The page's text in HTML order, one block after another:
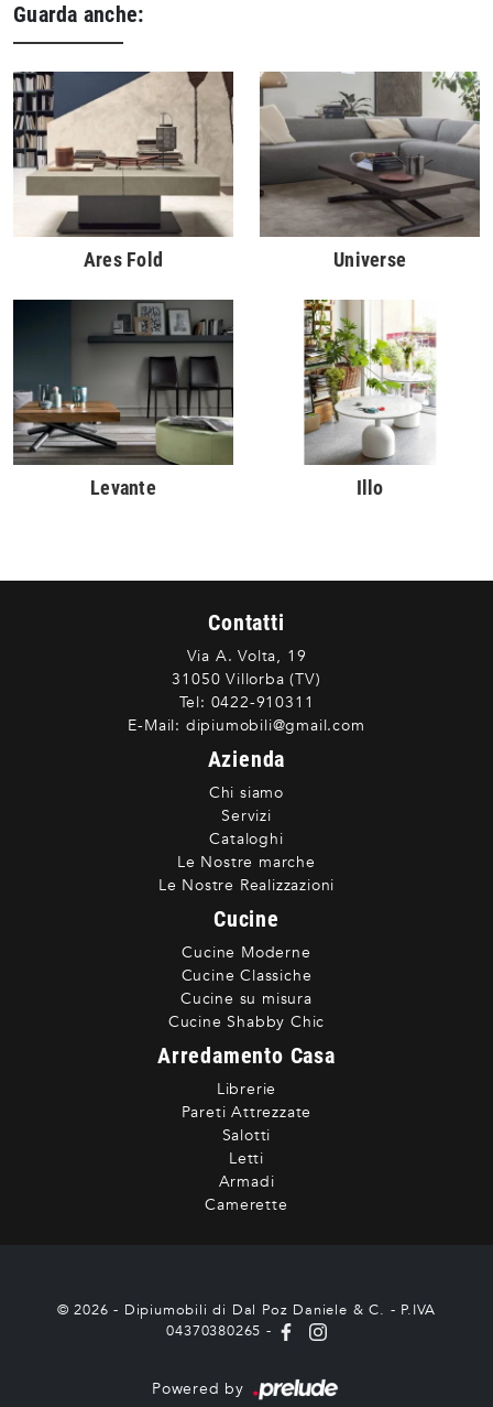
Guarda anche:
Ares Fold Universe
Levante Illo
Contatti
Via A. Volta, 19
31050 Villorba (TV)
Tel: 0422-910311
E-Mail: dipiumobili@gmail.com
Azienda
Chi siamo
Servizi
Cataloghi
Le Nostre marche
Le Nostre Realizzazioni
Cucine
Cucine Moderne
Cucine Classiche
Cucine su misura
Cucine Shabby Chic
Arredamento Casa
Librerie
Pareti Attrezzate
Salotti
Letti
Armadi
Camerette
© 2026 - Dipiumobili di Dal Poz Daniele & C. - P.IVA
04370380265 -
Powered by